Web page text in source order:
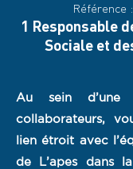
Référence
1 Responsable
Sociale et
Au sein
collaborateurs,
lien étroit avec
de L’apes dans